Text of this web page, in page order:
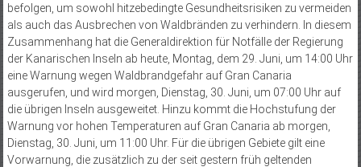
befolgen, um sowohl hitzebedingte Gesundheitsrisiken zu vermeiden
als auch das Ausbrechen von Waldbränden zu verhindern. In diesem
Zusammenhang hat die Generaldirektion für Notfälle der Regierung
der Kanarischen Inseln ab heute, Montag, dem 29. Juni, um 14:00 Uhr
eine Warnung wegen Waldbrandgefahr auf Gran Canaria
ausgerufen, und wird morgen, Dienstag, 30. Juni, um 07:00 Uhr auf
die übrigen Inseln ausgeweitet. Hinzu kommt die Hochstufung der
Warnung vor hohen Temperaturen auf Gran Canaria ab morgen,
Dienstag, 30. Juni, um 11:00 Uhr. Für die übrigen Gebiete gilt eine
Vorwarnung, die zusätzlich zu der seit gestern früh geltenden